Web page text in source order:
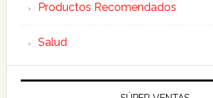
Productos Recomendados
Salud